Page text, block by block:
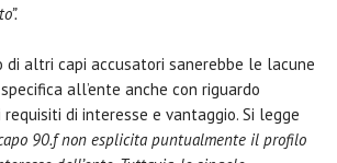
altri capi accusatori sanerebbe le lacune
all’ente anche con riguardo
requisiti di interesse e vantaggio. Si legge
90.f non esplicita puntualmente il profilo